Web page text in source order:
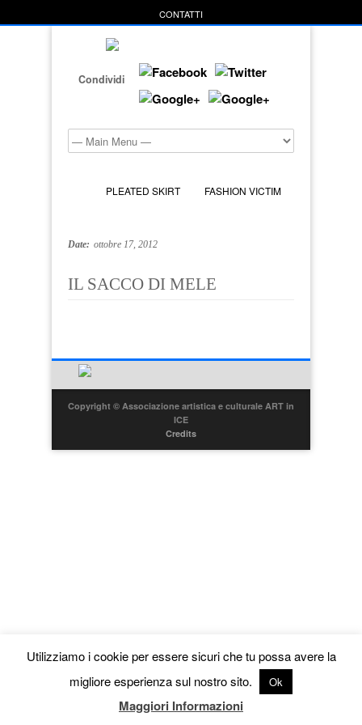
CONTATTI
Condividi
PLEATED SKIRT FASHION VICTIM
Date: ottobre 17, 2012
IL SACCO DI MELE
Copyright © Associazione artistica e culturale ART in
ICE
Credits
Utilizziamo i cookie per essere sicuri che tu possa avere la
migliore esperienza sul nostro sito.
Ok
Maggiori Informazioni